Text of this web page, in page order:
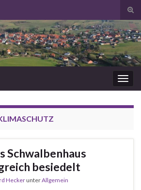
Schwalbenhaus
besiedelt
HeckerunterAllgemein